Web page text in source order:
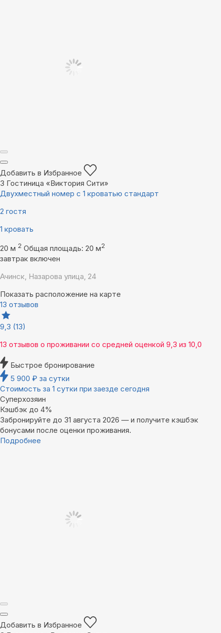
Добавить в Избранное
3 Гостиница «Виктория Сити»
Двухместный номер с 1 кроватью стандарт
2 гостя
1 кровать
20 м 2 Общая площадь: 20 м2
завтрак включен
Ачинск, Назарова улица, 24
Показать расположение на карте
13 отзывов
9,3 (13)
13 отзывов о проживании со средней оценкой 9,3 из 10,0
Быстрое бронирование
5 900 ₽ за сутки
Стоимость за 1 сутки при заезде сегодня
Суперхозяин
Кэшбэк до 4%
Забронируйте до 31 августа 2026 — и получите кэшбэк
бонусами после оценки проживания.
Подробнее
Добавить в Избранное